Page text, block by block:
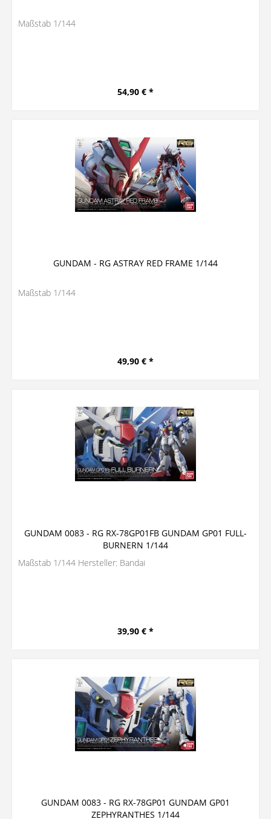
Maßstab 1/144
54,90 € *
GUNDAM - RG ASTRAY RED FRAME 1/144
Maßstab 1/144
49,90 € *
GUNDAM 0083 - RG RX-78GP01FB GUNDAM GP01 FULL-
BURNERN 1/144
Maßstab 1/144 Hersteller: Bandai
39,90 € *
GUNDAM 0083 - RG RX-78GP01 GUNDAM GP01
ZEPHYRANTHES 1/144